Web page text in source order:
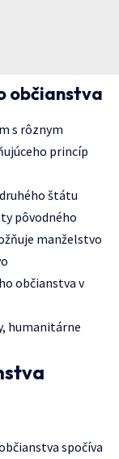
občianstva
s rôznym
princíp
štátu
pôvodného
manželstvo
občianstva v
humanitárne
spočíva